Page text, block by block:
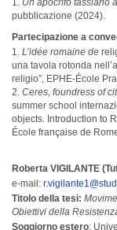
Un apocrifo tassiano
pubblicazione (2024).
Partecipazione a
L’idée romaine de
una tavola rotonda
religio”, EPHE-École
Ceres, foundress of
summer school
objects. Introduction to
École française de
Roberta VIGILANTE
e-mail:
Titolo della tesi:
Obiettivi della
Soggiorno estero: